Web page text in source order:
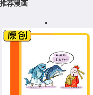
推荐漫画